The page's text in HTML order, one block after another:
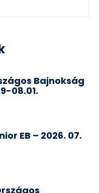
Bajnokság
08.01.
EB – 2026. 07.